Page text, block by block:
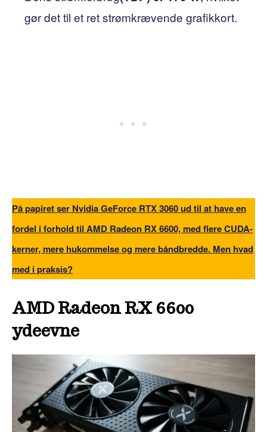
gør det til et ret strømkrævende grafikkort.
På papiret ser Nvidia GeForce RTX 3060 ud til at have en
fordel i forhold til AMD Radeon RX 6600, med flere CUDA-
kerner, mere hukommelse og mere båndbredde. Men hvad
med i praksis?
AMD Radeon RX 6600
ydeevne